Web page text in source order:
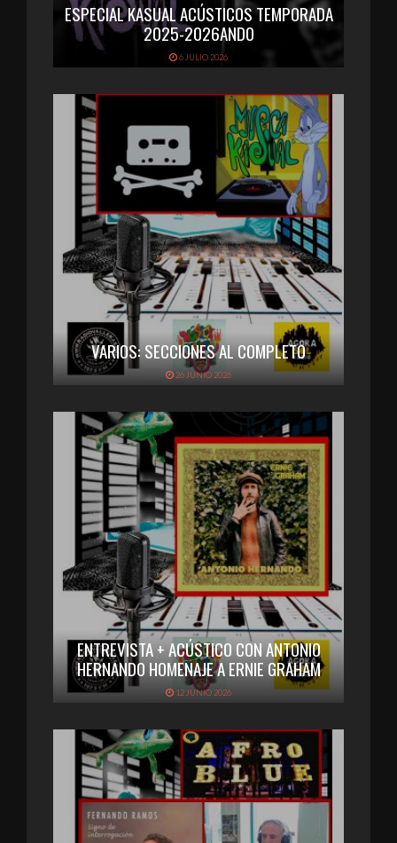
ESPECIAL KASUAL ACÚSTICOS TEMPORADA
2025-2026ANDO
6 JULIO 2026
VARIOS: SECCIONES AL COMPLETO
26 JUNIO 2026
ENTREVISTA + ACÚSTICO CON ANTONIO
HERNANDO HOMENAJE A ERNIE GRAHAM
12 JUNIO 2026